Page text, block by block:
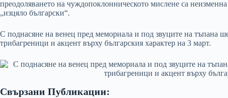
преодоляването на чуждопоклонническото мислене са
„изцяло български“.
С поднасяне на венец пред мемориала и под звуците на тъпана
трибагреници и акцент върху българския характер на 3 март.
Свързани Публикации: